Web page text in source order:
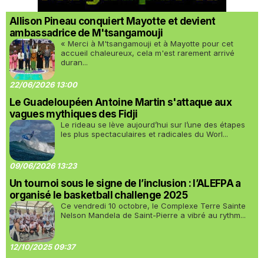
Allison Pineau conquiert Mayotte et devient
ambassadrice de M'tsangamouji
« Merci à M'tsangamouji et à Mayotte pour cet
accueil chaleureux, cela m'est rarement arrivé
duran...
22/06/2026 13:00
Le Guadeloupéen Antoine Martin s'attaque aux
vagues mythiques des Fidji
Le rideau se lève aujourd’hui sur l’une des étapes
les plus spectaculaires et radicales du Worl...
09/06/2026 13:23
Un tournoi sous le signe de l’inclusion : l’ALEFPA a
organisé le basketball challenge 2025
Ce vendredi 10 octobre, le Complexe Terre Sainte
Nelson Mandela de Saint-Pierre a vibré au rythm...
12/10/2025 09:37